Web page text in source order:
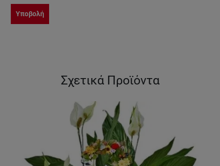
Υποβολή
Σχετικά Προϊόντα